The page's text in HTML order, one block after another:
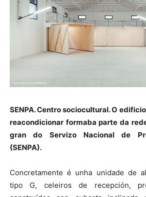
SENPA. Centro sociocultural. O
reacondicionar formaba parte da
gran do Servizo Nacional de
(SENPA).
Concretamente é unha unidade de
tipo G, celeiros de recepción,